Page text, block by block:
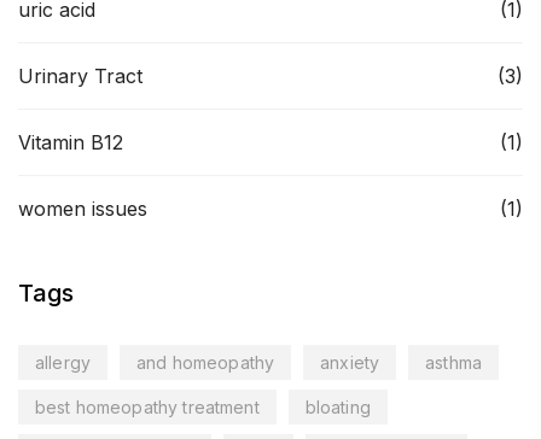
uric acid (1)
Urinary Tract (3)
Vitamin B12 (1)
women issues (1)
Tags
allergy and homeopathy anxiety asthma
best homeopathy treatment bloating